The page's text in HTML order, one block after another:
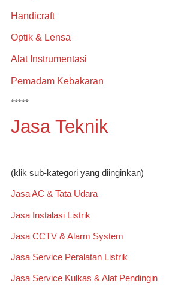
Handicraft
Optik & Lensa
Alat Instrumentasi
Pemadam Kebakaran
*****
Jasa Teknik
(klik sub-kategori yang diinginkan)
Jasa AC & Tata Udara
Jasa Instalasi Listrik
Jasa CCTV & Alarm System
Jasa Service Peralatan Listrik
Jasa Service Kulkas & Alat Pendingin